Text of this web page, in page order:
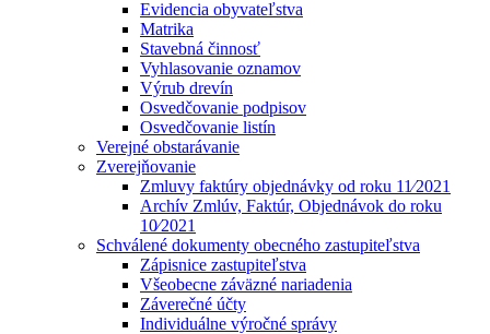
Evidencia obyvateľstva
Matrika
Stavebná činnosť
Vyhlasovanie oznamov
Výrub drevín
Osvedčovanie podpisov
Osvedčovanie listín
Verejné obstarávanie
Zverejňovanie
Zmluvy faktúry objednávky od roku 11⁄2021
Archív Zmlúv, Faktúr, Objednávok do roku
10⁄2021
Schválené dokumenty obecného zastupiteľstva
Zápisnice zastupiteľstva
Všeobecne záväzné nariadenia
Záverečné účty
Individuálne výročné správy